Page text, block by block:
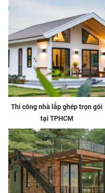
Thi công nhà lắp ghép trọn gói
tại TPHCM